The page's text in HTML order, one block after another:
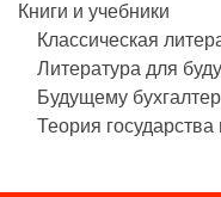
Книги и учебники
Классическая
Литература для
Будущему
Теория